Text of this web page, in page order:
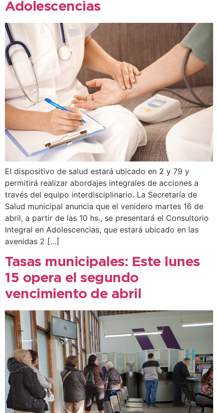
Adolescencias
El dispositivo de salud estará ubicado en 2 y 79 y
permitirá realizar abordajes integrales de acciones a
través del equipo interdisciplinario. La Secretaría de
Salud municipal anuncia que el venidero martes 16 de
abril, a partir de las 10 hs., se presentará el Consultorio
Integral en Adolescencias, que estará ubicado en las
avenidas 2 […]
Tasas municipales: Este lunes
15 opera el segundo
vencimiento de abril